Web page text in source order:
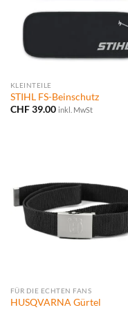
KLEINTEILE
STIHL FS-Beinschutz
CHF39.00 inkl. MwSt
FÜR DIE ECHTEN FANS
HUSQVARNA Gürtel